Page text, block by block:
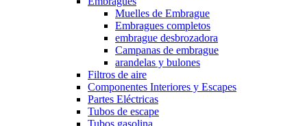
Muelles de Embrague
Embragues completos
embrague desbrozadora
Campanas de embrague
arandelas y bulones
Filtros de aire
Componentes Interiores y Escapes
Partes Eléctricas
Tubos de escape
Tubos gasolina